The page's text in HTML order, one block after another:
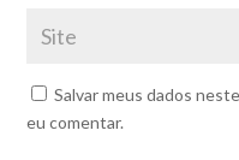
Salvar meus dados
eu comentar.